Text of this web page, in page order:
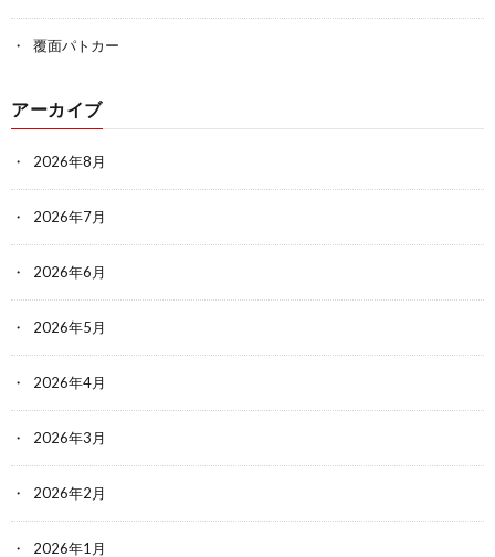
覆面パトカー
アーカイブ
2026年8月
2026年7月
2026年6月
2026年5月
2026年4月
2026年3月
2026年2月
2026年1月